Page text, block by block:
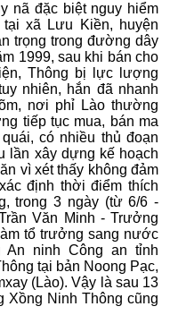
nã đặc biệt nguy hiểm
xã Lưu Kiền, huyện
trọng trong đường dây
1999, sau khi bán cho
Thông bị lực lượng
nhiên, hắn đã nhanh
nơi phỉ Lào thường
tiếp tục mua, bán ma
có nhiều thủ đoạn
lần xây dựng kế hoạch
vì xét thấy không đảm
định thời điểm thích
trong 3 ngày (từ 6/6 -
Văn Minh - Trưởng
tổ trưởng sang nước
An ninh Công an tỉnh
tại bản Noong Pạc,
(Lào). Vậy là sau 13
Xồng Ninh Thông cũng